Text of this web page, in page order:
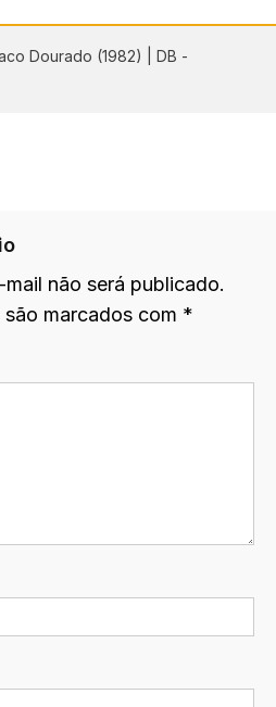
Dourado (1982) | DB -
não será publicado.
marcados com *